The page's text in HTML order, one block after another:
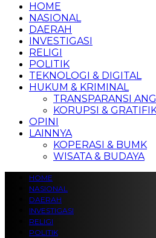
HOME
NASIONAL
DAERAH
INVESTIGASI
RELIGI
POLITIK
TEKNOLOGI & DIGITAL
HUKUM & KRIMINAL
TRANSPARANSI
KORUPSI &
OPINI
LAINNYA
KOPERASI & BUMK
WISATA & BUDAYA
HOME
NASIONAL
DAERAH
INVESTIGASI
RELIGI
POLITIK